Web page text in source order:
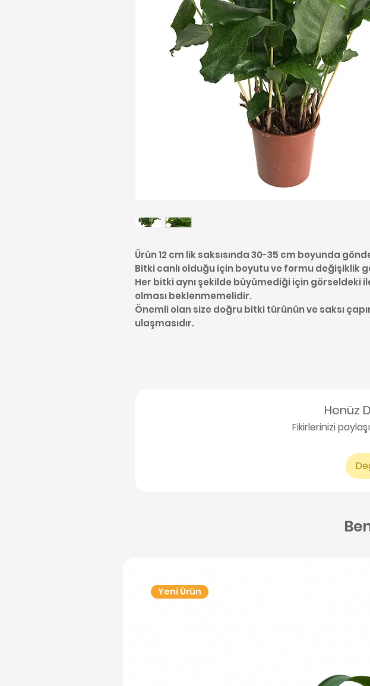
Ürün 12 cm lik saksısında 30-35 cm boyunda
Bitki canlı olduğu için boyutu ve formu değişiklik
Her bitki aynı şekilde büyümediği için görseldeki
olması beklenmemelidir.
Önemli olan size doğru bitki türünün ve saksı
ulaşmasıdır.
Henüz
Fikirlerinizi
Yeni Ürün